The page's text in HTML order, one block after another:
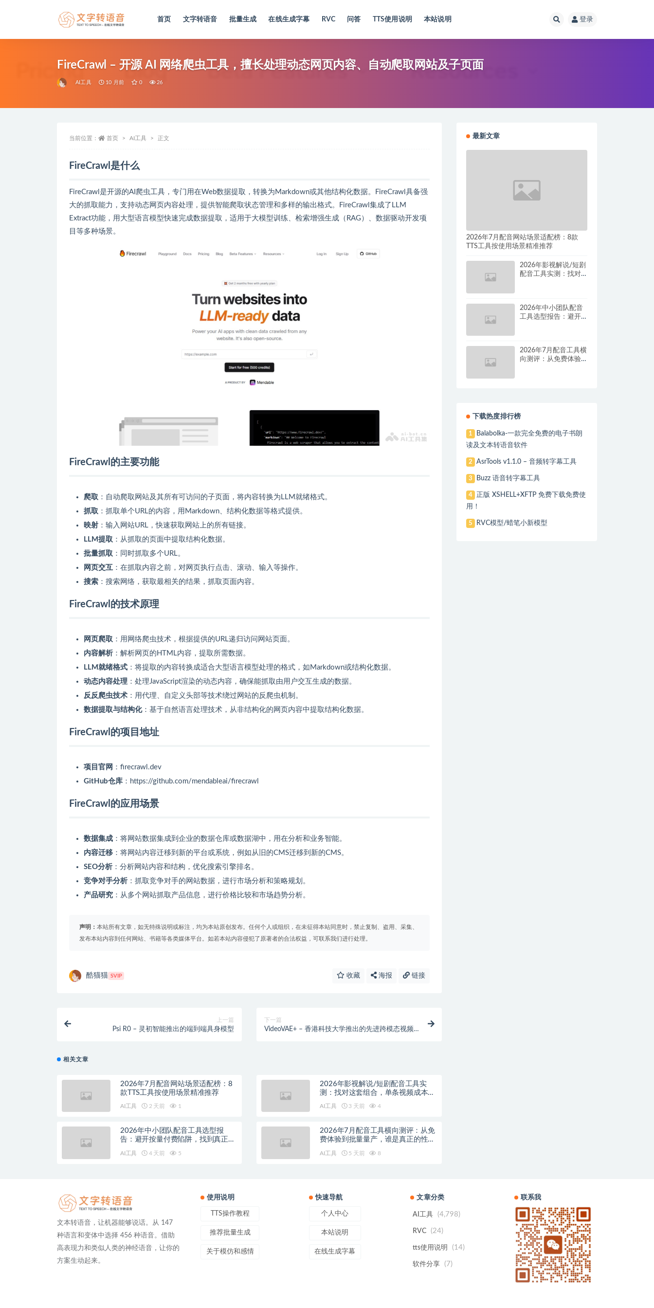
首页 文字转语音 批量生成 在线生成字幕 RVC 问答 TTS使用说明 本站说明 登录
FireCrawl – 开源 AI 网络爬虫工具，擅长处理动态网页内容、自动爬取网站及子页面
AI工具 10 月前 0 26
当前位置： 首页 AI工具 正文
FireCrawl是什么
FireCrawl是开源的AI爬虫工具，专门用在Web数据提取，转换为Markdown或其他结构化数据。FireCrawl具备强
大的抓取能力，支持动态网页内容处理，提供智能爬取状态管理和多样的输出格式。FireCrawl集成了LLM
Extract功能，用大型语言模型快速完成数据提取，适用于大模型训练、检索增强生成（RAG）、数据驱动开发项
目等多种场景。
FireCrawl的主要功能
爬取 ：自动爬取网站及其所有可访问的子页面，将内容转换为LLM就绪格式。
抓取 ：抓取单个URL的内容，用Markdown、结构化数据等格式提供。
映射 ：输入网站URL，快速获取网站上的所有链接。
LLM提取 ：从抓取的页面中提取结构化数据。
批量抓取 ：同时抓取多个URL。
网页交互 ：在抓取内容之前，对网页执行点击、滚动、输入等操作。
搜索 ：搜索网络，获取最相关的结果，抓取页面内容。
FireCrawl的技术原理
网页爬取 ：用网络爬虫技术，根据提供的URL递归访问网站页面。
内容解析 ：解析网页的HTML内容，提取所需数据。
LLM就绪格式 ：将提取的内容转换成适合大型语言模型处理的格式，如Markdown或结构化数据。
动态内容处理 ：处理JavaScript渲染的动态内容，确保能抓取由用户交互生成的数据。
反反爬虫技术 ：用代理、自定义头部等技术绕过网站的反爬虫机制。
数据提取与结构化：基于自然语言处理技术，从非结构化的网页内容中提取结构化数据。
FireCrawl的项目地址
项目官网 ：firecrawl.dev
GitHub仓库 ：https://github.com/mendableai/firecrawl
FireCrawl的应用场景
数据集成 ：将网站数据集成到企业的数据仓库或数据湖中，用在分析和业务智能。
内容迁移 ：将网站内容迁移到新的平台或系统，例如从旧的CMS迁移到新的CMS。
SEO分析 ：分析网站内容和结构，优化搜索引擎排名。
竞争对手分析 ：抓取竞争对手的网站数据，进行市场分析和策略规划。
产品研究 ：从多个网站抓取产品信息，进行价格比较和市场趋势分析。
声明： 本站所有文章，如无特殊说明或标注，均为本站原创发布。任何个人或组织，在未征得本站同意时，禁止复制、盗用、采集、
发布本站内容到任何网站、书籍等各类媒体平台。如若本站内容侵犯了原著者的合法权益，可联系我们进行处理。
酷猫猫 SVIP 收藏 海报 链接
上一篇
Psi R0 – 灵初智能推出的端到端具身模型
下一篇
VideoVAE+ – 香港科技大学推出的先进跨模态视频
相关文章
2026年7月配音网站场景适配榜：8
款TTS工具按使用场景精准推荐
AI工具 2 天前 1
2026年影视解说/短剧配音工具实
测：找对这套组合，单条视频成本直
AI工具 3 天前 4
2026年中小团队配音工具选型报
告：避开按量付费陷阱，找到真正的
AI工具 4 天前 5
2026年7月配音工具横向测评：从免
费体验到批量量产，谁是真正的性价
AI工具 5 天前 8
最新文章
2026年7月配音网站场景适配榜：8款
TTS工具按使用场景精准推荐
2026年影视解说/短剧
配音工具实测：找对
2026年中小团队配音
工具选型报告：避开
2026年7月配音工具横
向测评：从免费体验
下载热度排行榜
1
Balabolka-一款完全免费的电子书朗
读及文本转语音软件
2 AsrTools v1.1.0 – 音频转字幕工具
3 Buzz 语音转字幕工具
4
正版 XSHELL+XFTP 免费下载免费使
用！
5 RVC模型/蜡笔小新模型
文本转语音，让机器能够说话。从 147
种语言和变体中选择 456 种语音。借助
高表现力和类似人类的神经语音，让你的
方案生动起来。
使用说明
TTS操作教程
推荐批量生成
关于模仿和感情
快速导航
个人中心
本站说明
在线生成字幕
文章分类
AI工具 (4,798)
RVC (24)
tts使用说明 (14)
软件分享 (7)
联系我